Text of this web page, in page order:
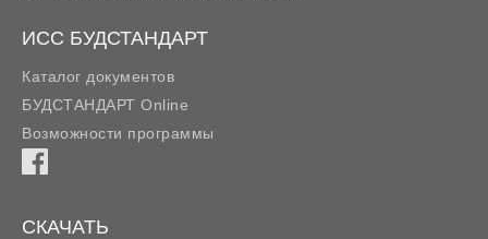
ИСС БУДСТАНДАРТ
Каталог документов
БУДСТАНДАРТ Online
Возможности программы
СКАЧАТЬ